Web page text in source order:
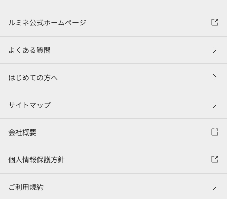
ルミネ公式ホームページ
よくある質問
はじめての方へ
サイトマップ
会社概要
個人情報保護方針
ご利用規約